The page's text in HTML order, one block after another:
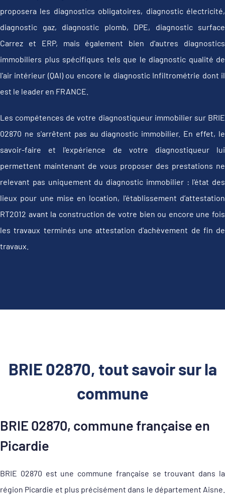
proposera les diagnostics obligatoires, diagnostic électricité,
diagnostic gaz, diagnostic plomb, DPE, diagnostic surface
Carrez et ERP, mais également bien d'autres diagnostics
immobiliers plus spécifiques tels que le diagnostic qualité de
l'air intérieur (QAI) ou encore le diagnostic Infiltrométrie dont il
est le leader en FRANCE.
Les compétences de votre diagnostiqueur immobilier sur BRIE
02870 ne s'arrêtent pas au diagnostic immobilier. En effet, le
savoir-faire et l'expérience de votre diagnostiqueur lui
permettent maintenant de vous proposer des prestations ne
relevant pas uniquement du diagnostic immobilier : l'état des
lieux pour une mise en location, l'établissement d’attestation
RT2012 avant la construction de votre bien ou encore une fois
les travaux terminés une attestation d'achèvement de fin de
travaux.
BRIE 02870, tout savoir sur la
commune
BRIE 02870, commune française en
Picardie
BRIE 02870 est une commune française se trouvant dans la
région Picardie et plus précisément dans le département Aisne.